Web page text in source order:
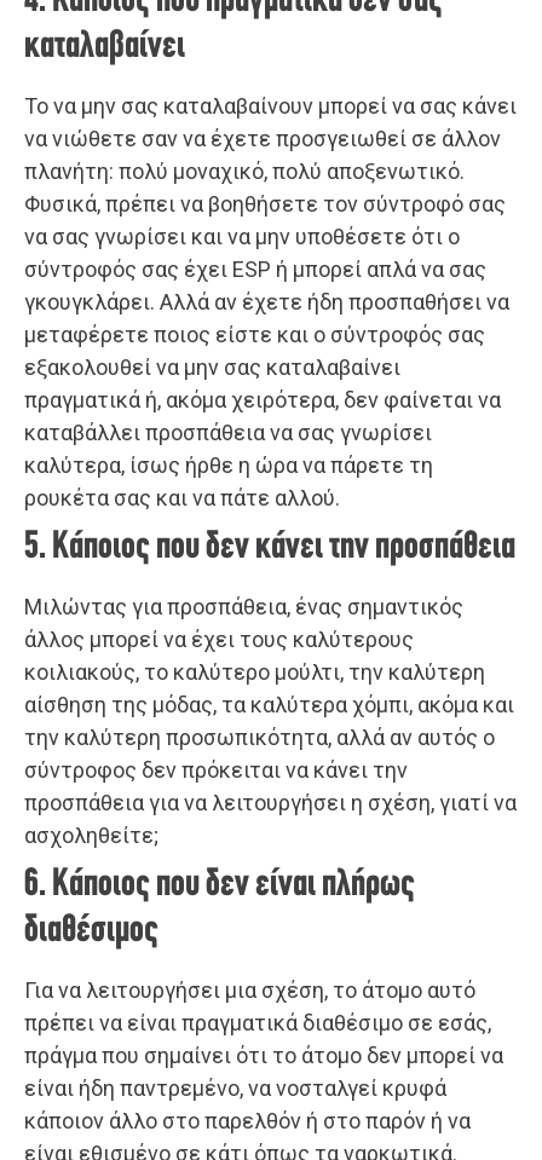
καταλαβαίνει
Το να μην σας καταλαβαίνουν μπορεί να σας κάνει
να νιώθετε σαν να έχετε προσγειωθεί σε άλλον
πλανήτη: πολύ μοναχικό, πολύ αποξενωτικό.
Φυσικά, πρέπει να βοηθήσετε τον σύντροφό σας
να σας γνωρίσει και να μην υποθέσετε ότι ο
σύντροφός σας έχει ESP ή μπορεί απλά να σας
γκουγκλάρει. Αλλά αν έχετε ήδη προσπαθήσει να
μεταφέρετε ποιος είστε και ο σύντροφός σας
εξακολουθεί να μην σας καταλαβαίνει
πραγματικά ή, ακόμα χειρότερα, δεν φαίνεται να
καταβάλλει προσπάθεια να σας γνωρίσει
καλύτερα, ίσως ήρθε η ώρα να πάρετε τη
ρουκέτα σας και να πάτε αλλού.
5. Κάποιος που δεν κάνει την προσπάθεια
Μιλώντας για προσπάθεια, ένας σημαντικός
άλλος μπορεί να έχει τους καλύτερους
κοιλιακούς, το καλύτερο μούλτι, την καλύτερη
αίσθηση της μόδας, τα καλύτερα χόμπι, ακόμα και
την καλύτερη προσωπικότητα, αλλά αν αυτός ο
σύντροφος δεν πρόκειται να κάνει την
προσπάθεια για να λειτουργήσει η σχέση, γιατί να
ασχοληθείτε;
6. Κάποιος που δεν είναι πλήρως
διαθέσιμος
Για να λειτουργήσει μια σχέση, το άτομο αυτό
πρέπει να είναι πραγματικά διαθέσιμο σε εσάς,
πράγμα που σημαίνει ότι το άτομο δεν μπορεί να
είναι ήδη παντρεμένο, να νοσταλγεί κρυφά
κάποιον άλλο στο παρελθόν ή στο παρόν ή να
είναι εθισμένο σε κάτι όπως τα ναρκωτικά.